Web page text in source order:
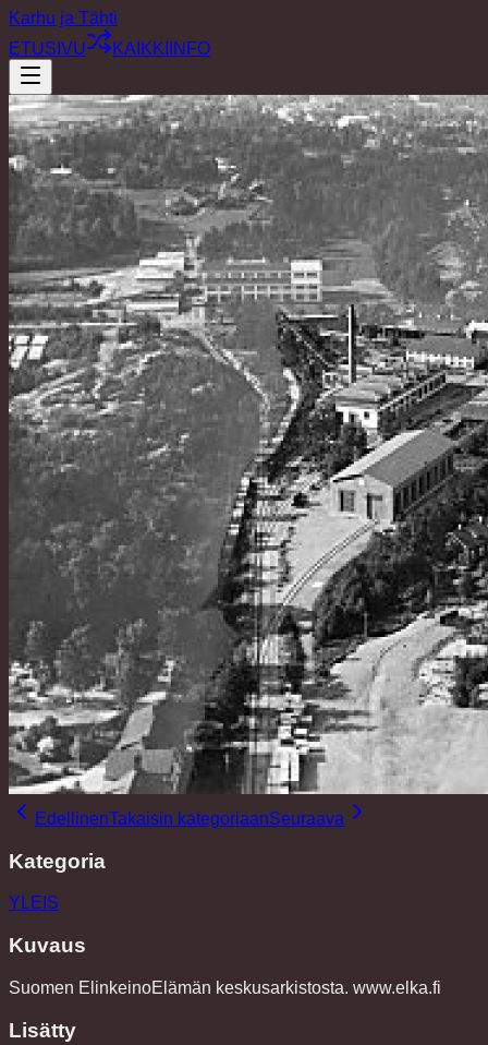
Karhu ja Tähti
ETUSIVU
KAIKKI INFO
EdellinenTakaisin kategoriaanSeuraava
Kategoria
YLEIS
Kuvaus
Suomen ElinkeinoElämän keskusarkistosta. www.elka.fi
Lisätty